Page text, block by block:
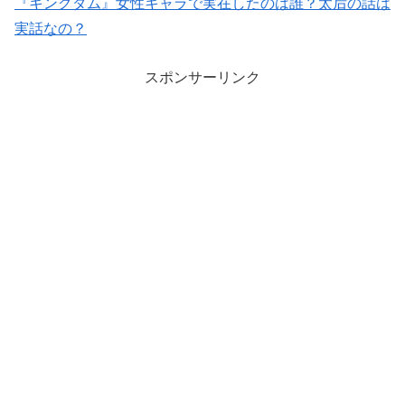
『キングダム』女性キャラで実在したのは誰？太后の話は
実話なの？
スポンサーリンク